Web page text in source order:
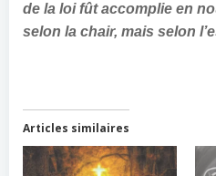
de la loi fût accomplie en
selon la chair, mais selon
Articles similaires